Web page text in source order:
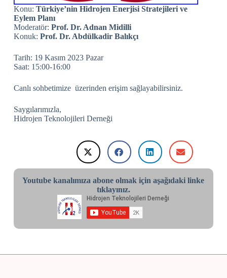
Konu: Türkiye’nin Hidrojen Enerjisi Stratejileri ve
Eylem Planı
Moderatör: Prof. Dr. Adnan Midilli
Konuk: Prof. Dr. Abdülkadir Balıkçı
Tarih: 19 Kasım 2023 Pazar
Saat: 15:00-16:00
Canlı sohbetimize üzerinden erişim sağlayabilirsiniz.
Saygılarımızla,
Hidrojen Teknolojileri Derneği
Youtube kanalımıza abone olmak için aşağıdaki linke
tıklayınız.